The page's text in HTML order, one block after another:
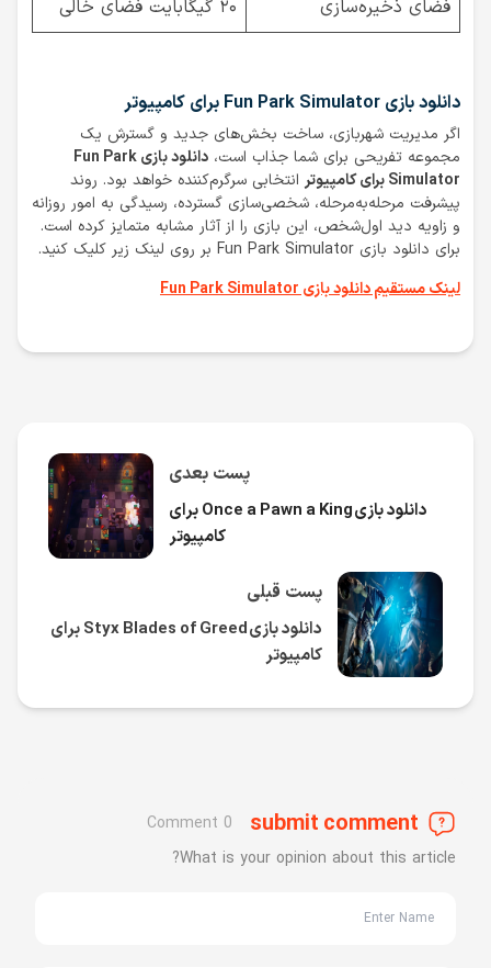
فضای ذخیره‌سازی ۲۰ گیگابایت فضای خالی
دانلود بازی Fun Park Simulator برای کامپیوتر
اگر مدیریت شهربازی، ساخت بخش‌های جدید و گسترش یک
مجموعه تفریحی برای شما جذاب است،
دانلود بازی Fun Park
Simulator برای کامپیوتر
انتخابی سرگرم‌کننده خواهد بود. روند
پیشرفت مرحله‌به‌مرحله، شخصی‌سازی گسترده، رسیدگی به امور روزانه
و زاویه دید اول‌شخص، این بازی را از آثار مشابه متمایز کرده است.
برای دانلود بازی Fun Park Simulator بر روی لینک زیر کلیک کنید.
لینک مستقیم دانلود بازی Fun Park Simulator
پست قبلی
دانلود بازی Styx Blades of Greed برای
کامپیوتر
پست بعدی
دانلود بازی Once a Pawn a King برای
کامپیوتر
submit comment
0 Comment
What is your opinion about this article?